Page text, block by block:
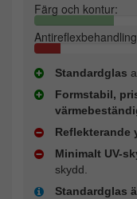
Färg och kontur:
Standardglas
Formstabil,
Reflekterande
Minimalt UV-
skydd.
Standardglas